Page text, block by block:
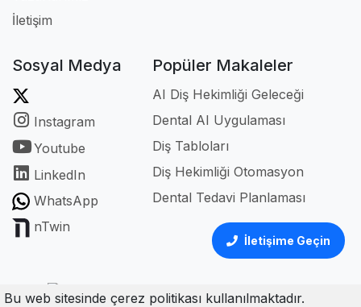
İletişime Geçin
Bu web sitesinde çerez politikası kullanılmaktadır.
İletişim
Sosyal Medya
Instagram
Youtube
LinkedIn
WhatsApp
nTwin
Popüler Makaleler
AI Diş Hekimliği Geleceği
Dental AI Uygulaması
Diş Tabloları
Diş Hekimliği Otomasyon
Dental Tedavi Planlaması